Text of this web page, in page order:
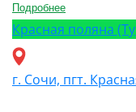
Подробнее
Красная поляна
г. Сочи, пгт.